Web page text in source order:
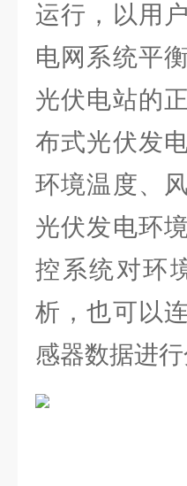
运行，以用
电网系统平
光伏电站的
布式光伏发
环境温度、
光伏发电环
控系统对环
析，也可以
感器数据进